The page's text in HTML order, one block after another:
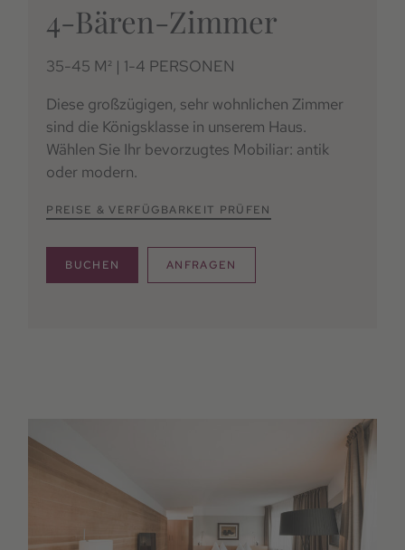
4-Bären-Zimmer
35-45 M² | 1-4 PERSONEN
Diese großzügigen, sehr wohnlichen Zimmer
sind die Königsklasse in unserem Haus.
Wählen Sie Ihr bevorzugtes Mobiliar: antik
oder modern.
PREISE & VERFÜGBARKEIT PRÜFEN
BUCHEN ANFRAGEN